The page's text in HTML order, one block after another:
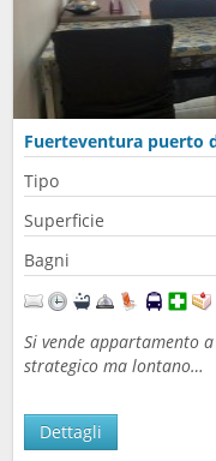
Fuerteventura puerto
Tipo
Superficie
Bagni
Si vende appartamento
strategico ma lontano…
Dettagli